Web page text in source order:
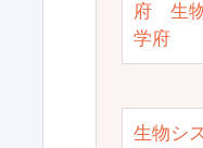
府 生
学府
生物シ